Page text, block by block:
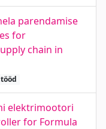
parendamise
for
chain in
elektrimootori
for Formula